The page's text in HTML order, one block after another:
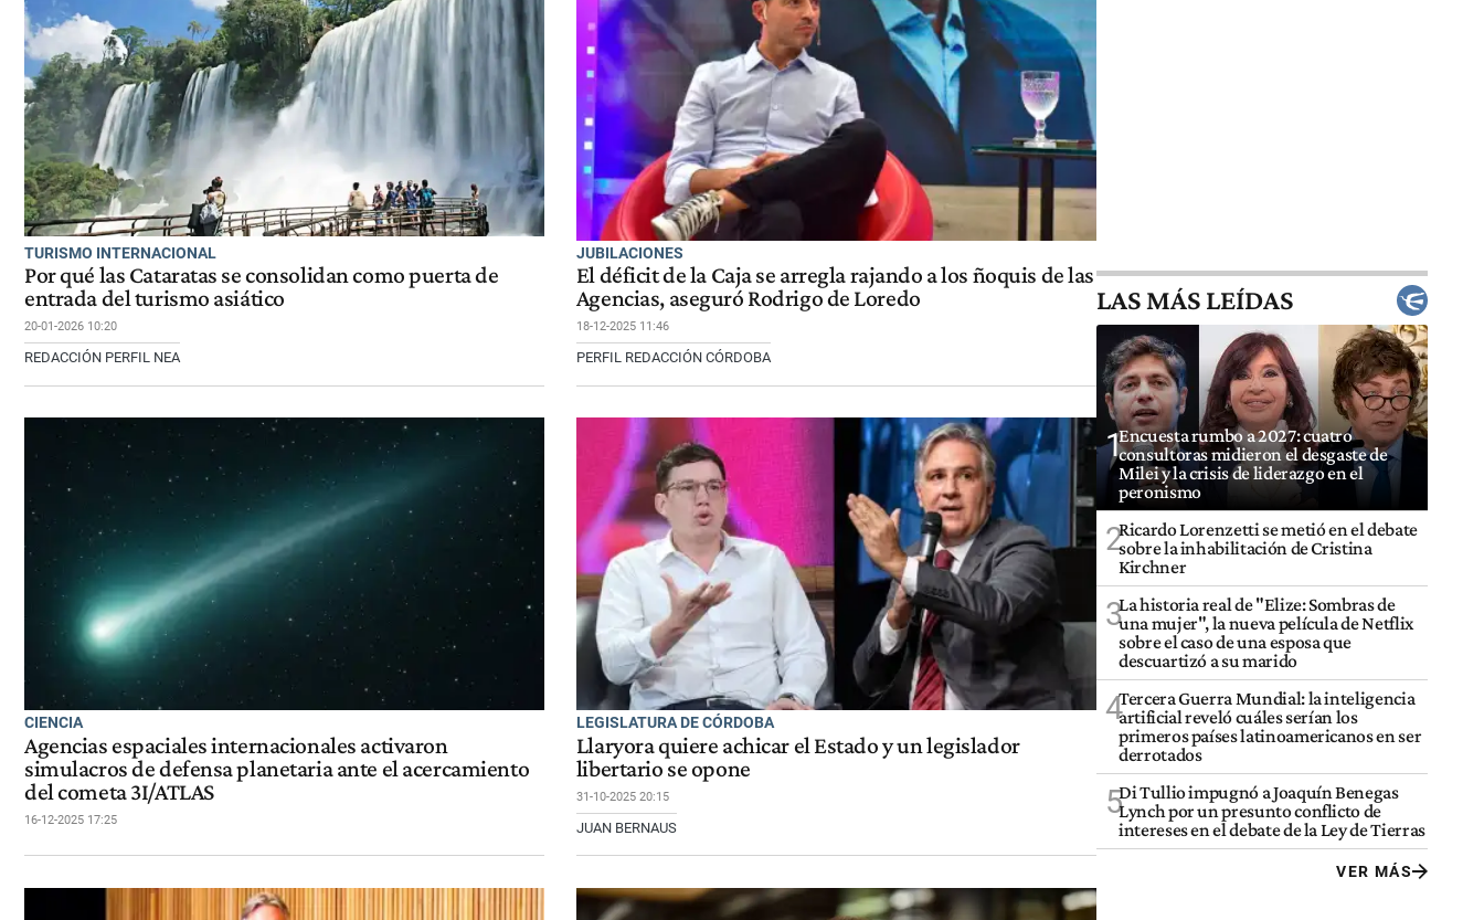
TURISMO INTERNACIONAL
Por qué las Cataratas se consolidan como puerta de
entrada del turismo asiático
20-01-2026 10:20
REDACCIÓN PERFIL NEA
JUBILACIONES
El déficit de la Caja se arregla rajando a los ñoquis de las
Agencias, aseguró Rodrigo de Loredo
18-12-2025 11:46
PERFIL REDACCIÓN CÓRDOBA
CIENCIA
Agencias espaciales internacionales activaron
simulacros de defensa planetaria ante el acercamiento
del cometa 3I/ATLAS
16-12-2025 17:25
LEGISLATURA DE CÓRDOBA
Llaryora quiere achicar el Estado y un legislador
libertario se opone
31-10-2025 20:15
JUAN BERNAUS
LAS MÁS LEÍDAS
1Encuesta rumbo a 2027: cuatro
consultoras midieron el desgaste de
Milei y la crisis de liderazgo en el
peronismo
2Ricardo Lorenzetti se metió en el debate
sobre la inhabilitación de Cristina
Kirchner
3La historia real de "Elize: Sombras de
una mujer", la nueva película de Netflix
sobre el caso de una esposa que
descuartizó a su marido
4Tercera Guerra Mundial: la inteligencia
artificial reveló cuáles serían los
primeros países latinoamericanos en ser
derrotados
5Di Tullio impugnó a Joaquín Benegas
Lynch por un presunto conflicto de
intereses en el debate de la Ley de Tierras
VER MÁS